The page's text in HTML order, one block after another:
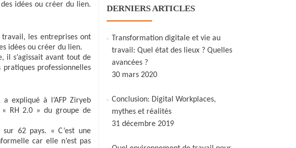
idées ou créer du lien.
les entreprises ont
idées ou créer du lien.
il s’agissait avant tout de
professionnelles
a expliqué à l’AFP Ziryeb
« RH 2.0 » du groupe de
62 pays. « C’est une
car elle n’est pas
DERNIERS ARTICLES
Transformation digitale et vie au
travail: Quel état des lieux ? Quelles
avancées ?
30 mars 2020
Conclusion: Digital Workplaces,
mythes et réalités
31 décembre 2019